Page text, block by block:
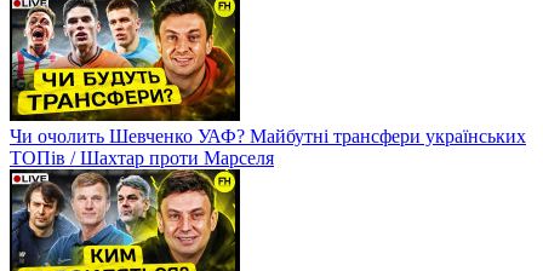
Чи очолить Шевченко УАФ? Майбутні трансфери українських
ТОПів / Шахтар проти Марселя